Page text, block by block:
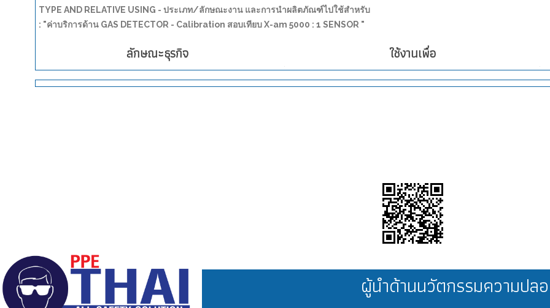
TYPE AND RELATIVE USING - ประเภท/ลักษณะงาน และการนำผลิตภัณฑ์ไปใช้สำหรับ
: "ค่าบริการด้าน GAS DETECTOR - Calibration สอบเทียบ X-am 5000 : 1 SENSOR "
ลักษณะธุรกิจ ใช้งานเพื่อ
ผู้นำด้านนวัตกรรมความป